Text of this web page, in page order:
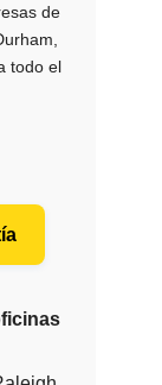
de
todo el